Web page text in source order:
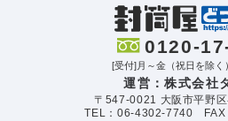
0120-
[受付]月～金（祝日を除く
運営：株式会社
〒547-0021 大阪市平野
TEL：06-4302-7740 FAX